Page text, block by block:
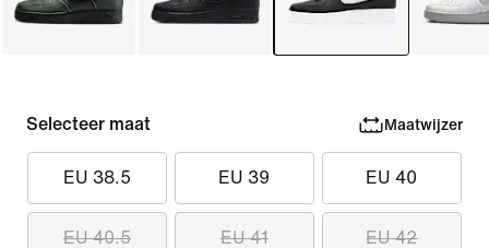
Selecteer maat Maatwijzer
EU 38.5 EU 39 EU 40
EU 40.5 EU 41 EU 42